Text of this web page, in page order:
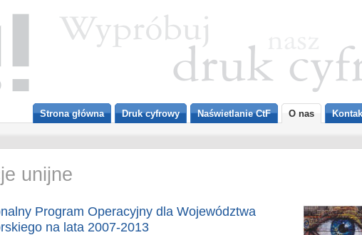
Strona główna Druk cyfrowy Naświetlanie CtF O nas
unijne
Program Operacyjny dla Województwa
na lata 2007-2013